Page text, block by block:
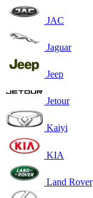
JAC
Jaguar
Jeep
Jetour
Kaiyi
KIA
Land Rover